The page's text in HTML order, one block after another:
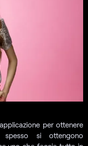
per ottenere
si ottengono